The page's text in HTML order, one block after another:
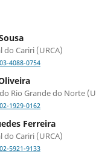
Cariri (URCA)
4088-0754
Rio Grande do Norte
1929-0162
Ferreira
Cariri (URCA)
5921-9133